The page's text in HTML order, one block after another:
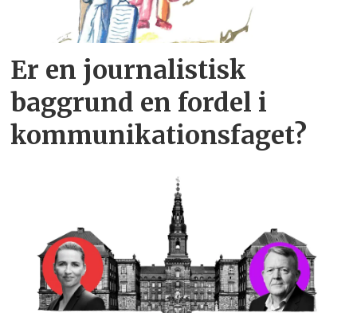
Er en journalistisk
baggrund en fordel i
kommunikationsfaget?